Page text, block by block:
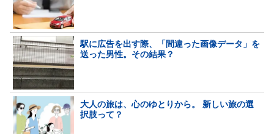
駅に広告を出す際、「間違った画像データ」を
送った男性。その結果？
大人の旅は、心のゆとりから。 新しい旅の選
択肢って？